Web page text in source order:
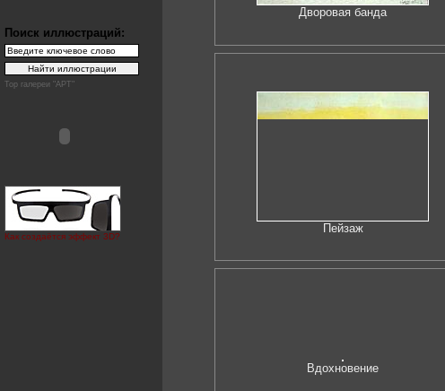
Поиск иллюстраций:
Top галереи "АРТ"
Как создаётся эффект 3D?
Дворовая банда
Пейзаж
Вдохновение